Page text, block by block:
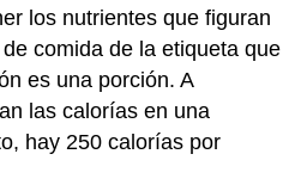
los nutrientes que figuran
comida de la etiqueta que
es una porción. A
las calorías en una
hay 250 calorías por